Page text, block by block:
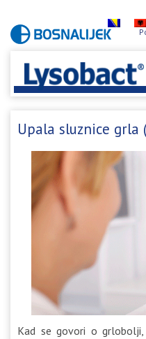
Upala sluznice grla
Kad se govori o